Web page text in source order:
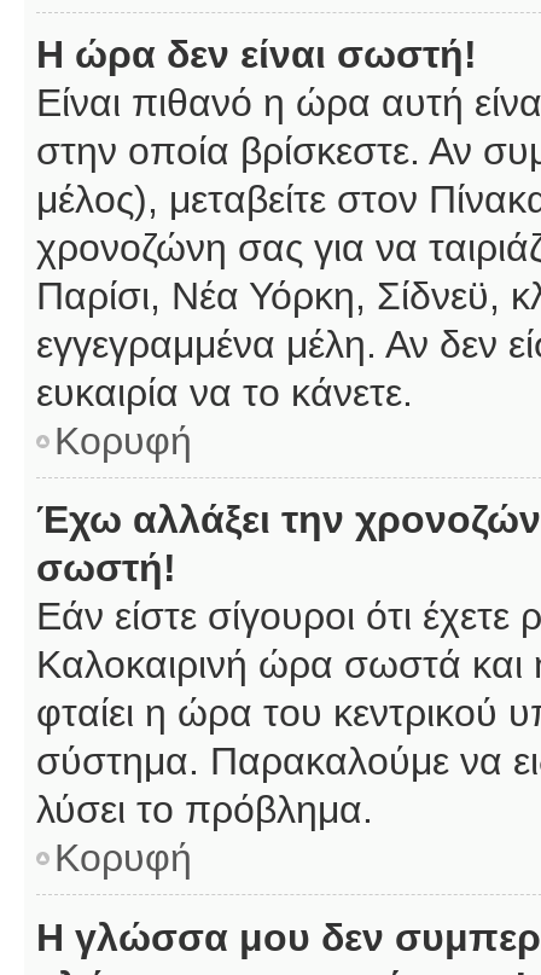
Η ώρα δεν είναι σωστή!
Είναι πιθανό η ώρα αυτή
στην οποία βρίσκεστε. Αν
μέλος), μεταβείτε στον
χρονοζώνη σας για να
Παρίσι, Νέα Υόρκη, Σίδνεϋ,
εγγεγραμμένα μέλη. Αν δεν
ευκαιρία να το κάνετε.
Κορυφή
Έχω αλλάξει την
σωστή!
Εάν είστε σίγουροι ότι
Καλοκαιρινή ώρα σωστά και
φταίει η ώρα του κεντρικού
σύστημα. Παρακαλούμε να
λύσει το πρόβλημα.
Κορυφή
Η γλώσσα μου δεν